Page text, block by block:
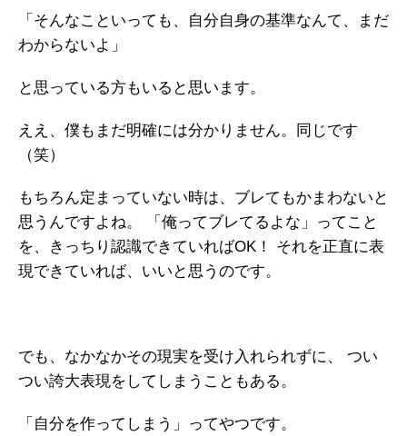
「そんなこといっても、自分自身の基準なんて、まだ
わからないよ」
と思っている方もいると思います。
ええ、僕もまだ明確には分かりません。同じです
（笑）
もちろん定まっていない時は、ブレてもかまわないと
思うんですよね。
「俺ってブレてるよな」ってこと
を、きっちり認識できていればOK！
それを正直に表
現できていれば、いいと思うのです。
でも、なかなかその現実を受け入れられずに、
つい
つい誇大表現をしてしまうこともある。
「自分を作ってしまう」ってやつです。